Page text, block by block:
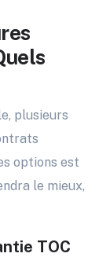
plusieurs
options est
le mieux,
TOC